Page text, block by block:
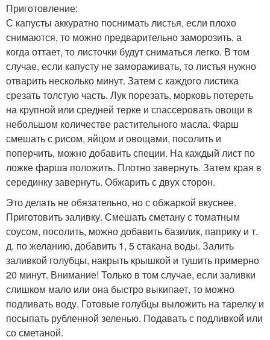
Приготовление:
С капусты аккуратно поснимать листья, если плохо
снимаются, то можно предварительно заморозить, а
когда оттает, то листочки будут сниматься легко. В том
случае, если капусту не замораживать, то листья нужно
отварить несколько минут. Затем с каждого листика
срезать толстую часть. Лук порезать, морковь потереть
на крупной или средней терке и спассеровать овощи в
небольшом количестве растительного масла. Фарш
смешать с рисом, яйцом и овощами, посолить и
поперчить, можно добавить специи. На каждый лист по
ложке фарша положить. Плотно завернуть. Затем края в
серединку завернуть. Обжарить с двух сторон.
Это делать не обязательно, но с обжаркой вкуснее.
Приготовить заливку. Смешать сметану с томатным
соусом, посолить, можно добавить базилик, паприку и т.
д. по желанию, добавить 1, 5 стакана воды. Залить
заливкой голубцы, накрыть крышкой и тушить примерно
20 минут. Внимание! Только в том случае, если заливки
слишком мало или она быстро выкипает, то можно
подливать воду. Готовые голубцы выложить на тарелку и
посыпать рубленной зеленью. Подавать с подливкой или
со сметаной.